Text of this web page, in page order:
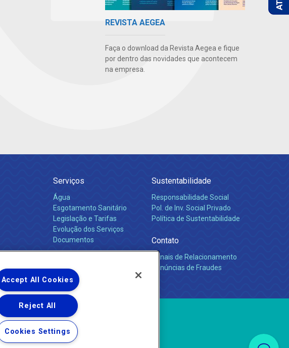
REVISTA AEGEA
Faça o download da Revista Aegea e fique
por dentro das novidades que acontecem
na empresa.
Serviços
Água
Esgotamento Sanitário
Legislação e Tarifas
Evolução dos Serviços
Documentos
Sustentabilidade
Responsabilidade Social
Pol. de Inv. Social Privado
Política de Sustentabilidade
Contato
Canais de Relacionamento
Denúncias de Fraudes
Reservados.
Accept All Cookies
Reject All
Cookies Settings